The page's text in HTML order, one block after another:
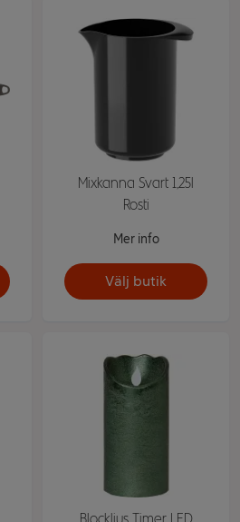
Mixkanna Svart 1,25l
Rosti
Mer info
Välj butik